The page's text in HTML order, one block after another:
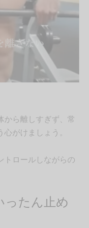
から離しすぎず、常
がけましょう。
トロールしながらの
ったん止め